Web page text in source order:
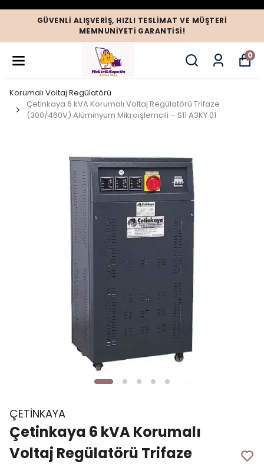
GÜVENLI ALIŞVERIŞ, HIZLI TESLIMAT VE MÜŞTERI
MEMNUNIYETI GARANTISI!
0
Korumalı Voltaj Regülatörü
Çetinkaya 6 kVA Korumalı Voltaj Regülatörü Trifaze
(300/460V) Alüminyum Mikroişlemcili – S11 A3KY 01
ÇETİNKAYA
Çetinkaya 6 kVA Korumalı
Voltaj Regülatörü Trifaze